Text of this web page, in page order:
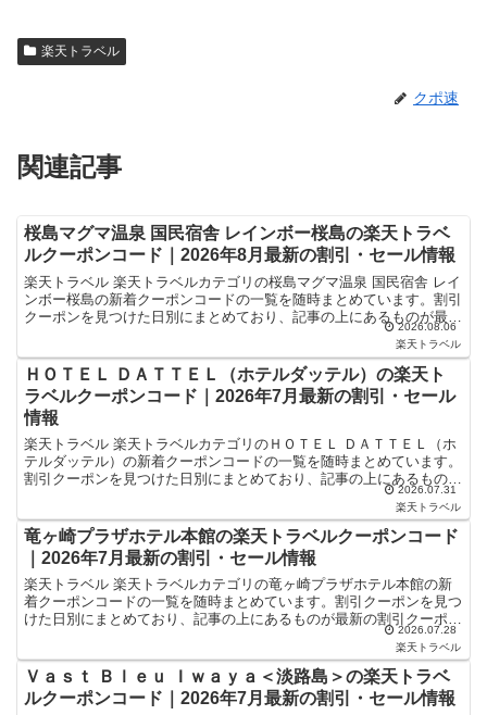
楽天トラベル
クポ速
関連記事
桜島マグマ温泉 国民宿舎 レインボー桜島の楽天トラベ
ルクーポンコード｜2026年8月最新の割引・セール情報
楽天トラベル 楽天トラベルカテゴリの桜島マグマ温泉 国民宿舎 レイ
ンボー桜島の新着クーポンコードの一覧を随時まとめています。割引
クーポンを見つけた日別にまとめており、記事の上にあるものが最新
の割引クーポンになります。ホテル・旅館宿泊の予約な... 2026.08.06
楽天トラベル
ＨＯＴＥＬ ＤＡＴＴＥＬ（ホテルダッテル）の楽天ト
ラベルクーポンコード｜2026年7月最新の割引・セール
情報
楽天トラベル 楽天トラベルカテゴリのＨＯＴＥＬ ＤＡＴＴＥＬ（ホ
テルダッテル）の新着クーポンコードの一覧を随時まとめています。
割引クーポンを見つけた日別にまとめており、記事の上にあるものが
最新の割引クーポンになります。ホテル・旅館宿泊の予約...2026.07.31
楽天トラベル
竜ヶ崎プラザホテル本館の楽天トラベルクーポンコード
｜2026年7月最新の割引・セール情報
楽天トラベル 楽天トラベルカテゴリの竜ヶ崎プラザホテル本館の新
着クーポンコードの一覧を随時まとめています。割引クーポンを見つ
けた日別にまとめており、記事の上にあるものが最新の割引クーポン
になります。ホテル・旅館宿泊の予約などで使えるクーポン...2026.07.28
楽天トラベル
Ｖａｓｔ Ｂｌｅｕ Ｉｗａｙａ＜淡路島＞の楽天トラベ
ルクーポンコード｜2026年7月最新の割引・セール情報